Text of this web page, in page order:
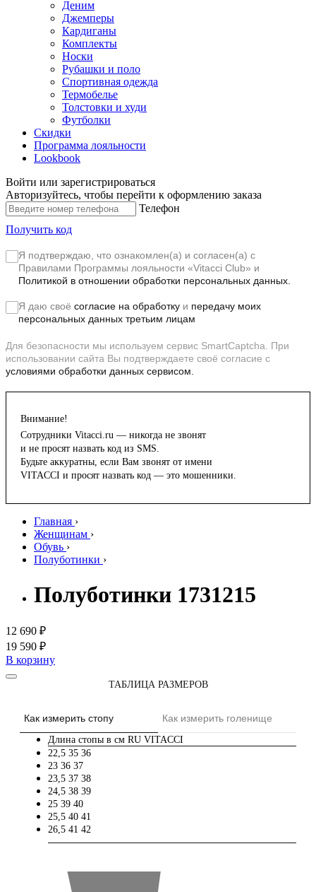
Деним
Джемперы
Кардиганы
Комплекты
Носки
Рубашки и поло
Спортивная одежда
Термобелье
Толстовки и худи
Футболки
Скидки
Программа лояльности
Lookbook
Войти или зарегистрироваться
Авторизуйтесь, чтобы перейти к оформлению заказа
Телефон
Получить код
Я подтверждаю, что ознакомлен(а) и согласен(а) с
Правилами Программы лояльности «Vitacci Club» и
Политикой в отношении обработки персональных данных.
Я даю своё согласие на обработку и передачу моих
персональных данных третьим лицам
Для безопасности мы используем сервис SmartCaptcha. При
использовании сайта Вы подтверждаете своё согласие с
условиями обработки данных сервисом.
Внимание!
Сотрудники Vitacci.ru — никогда не звонят
и не просят назвать код из SMS.
Будьте аккуратны, если Вам звонят от имени
VITACCI и просят назвать код — это мошенники.
Главная ›
Женщинам ›
Обувь ›
Полуботинки ›
Полуботинки 1731215
12 690 ₽
19 590 ₽
В корзину
ТАБЛИЦА РАЗМЕРОВ
Как измерить стопу Как измерить голенище
Длина стопы в см RU VITACCI
22,5 35 36
23 36 37
23,5 37 38
24,5 38 39
25 39 40
25,5 40 41
26,5 41 42